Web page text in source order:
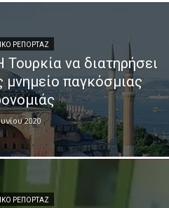
ΡΕΠΟΡΤΑΖ
Τουρκία να διατηρήσει
μνημείο παγκόσμιας
2020
ΡΕΠΟΡΤΑΖ